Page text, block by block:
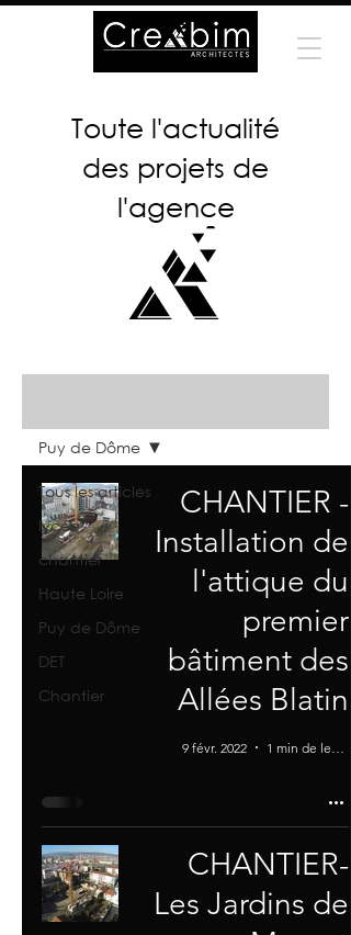
Toute l'actualité
des projets de
l'agence
Tous les articles
lycée
chantier
Haute Loire
Puy de Dôme
DET
Chantier
Puy de Dôme
CHANTIER -
Installation de
l'attique du
premier
bâtiment des
Allées Blatin
9 févr. 2022
CHANTIER-
Les Jardins de